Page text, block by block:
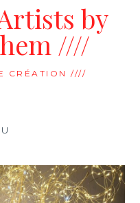
by
////
CRÉATION ////